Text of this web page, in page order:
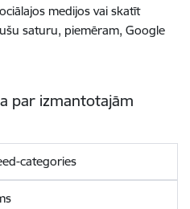
medijos vai skatīt
saturu, piemēram, Google
par izmantotajām
categories